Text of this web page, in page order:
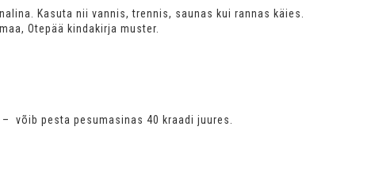
Kasuta nii vannis, trennis, saunas kui rannas käies.
Otepää kindakirja muster.
võib pesta pesumasinas 40 kraadi juures.